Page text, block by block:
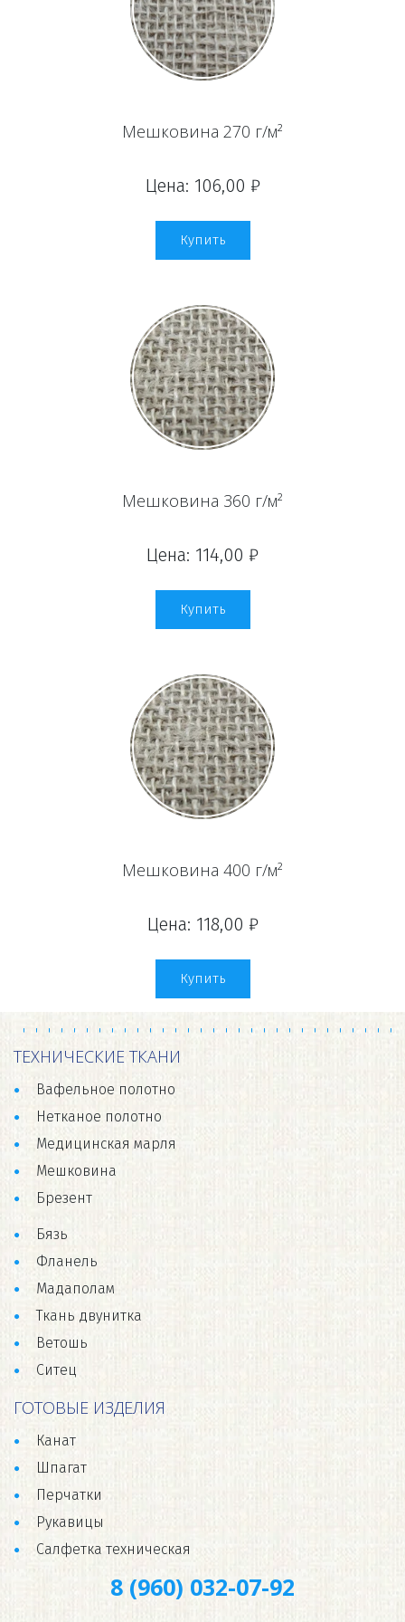
Мешковина 270 г/м²
Цена: 106,00 ₽
Купить
Мешковина 360 г/м²
Цена: 114,00 ₽
Купить
Мешковина 400 г/м²
Цена: 118,00 ₽
Купить
ТЕХНИЧЕСКИЕ ТКАНИ
Вафельное полотно
Нетканое полотно
Медицинская марля
Мешковина
Брезент
Бязь
Фланель
Мадаполам
Ткань двунитка
Ветошь
Ситец
ГОТОВЫЕ ИЗДЕЛИЯ
Канат
Шпагат
Перчатки
Рукавицы
Салфетка техническая
8 (960) 032-07-92